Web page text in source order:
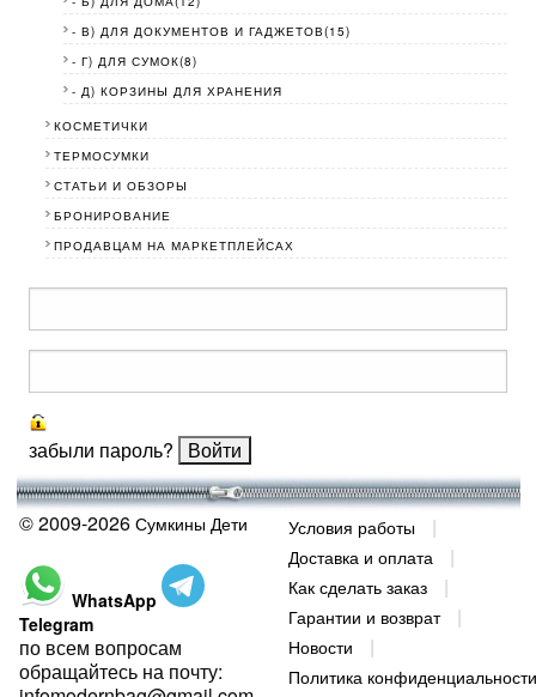
- В) ДЛЯ ДОКУМЕНТОВ И ГАДЖЕТОВ(15)
- Г) ДЛЯ СУМОК(8)
- Д) КОРЗИНЫ ДЛЯ ХРАНЕНИЯ
КОСМЕТИЧКИ
ТЕРМОСУМКИ
СТАТЬИ И ОБЗОРЫ
БРОНИРОВАНИЕ
ПРОДАВЦАМ НА МАРКЕТПЛЕЙСАХ
забыли пароль?
© 2009-2026 Сумкины Дети
WhatsApp
Telegram
по всем вопросам
обращайтесь на почту:
Условия работы
Доставка и оплата
Как сделать заказ
Гарантии и возврат
Новости
Политика конфиденциальности